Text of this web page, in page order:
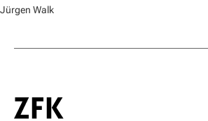
Jürgen Walk